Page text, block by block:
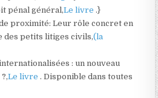
pénal général,Le livre.}
proximité: Leur rôle concret en
des petits litiges civils,(la
: un nouveau
Le livre. Disponible dans toutes